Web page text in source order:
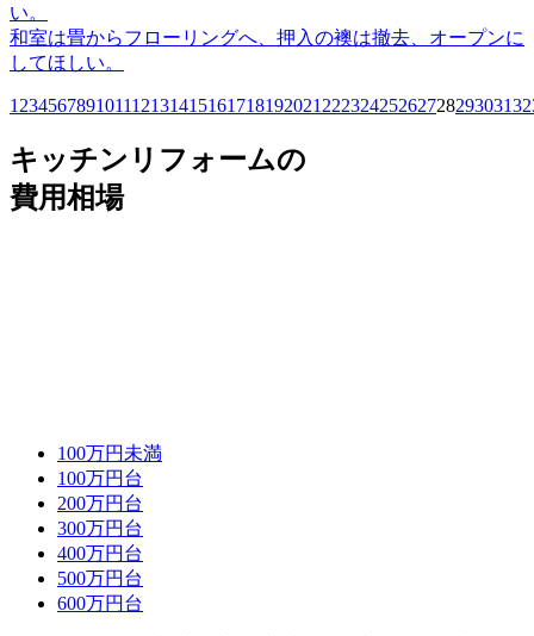
い。
和室は畳からフローリングへ、押入の襖は撤去、オープンに
してほしい。
1 23456789101112131415161718192021 2223242526272829303132
キッチンリフォームの
費用相場
100万円未満
100万円台
200万円台
300万円台
400万円台
500万円台
600万円台